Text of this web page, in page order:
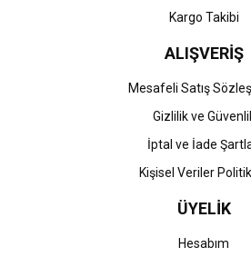
Kargo Takibi
ALIŞVERİŞ
Mesafeli Satış
Gizlilik ve
İptal ve İade
Kişisel Veriler
ÜYELİK
Hesabım